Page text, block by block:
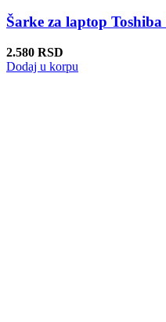
Šarke za laptop
2.580 RSD
Dodaj u korpu